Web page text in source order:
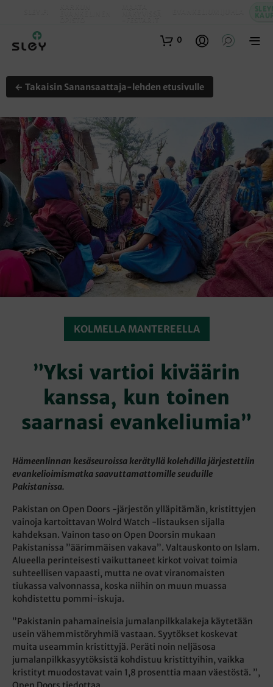
0
← Takaisin Sanansaattaja-lehden etusivulle
KOLMELLA MANTEREELLA
”Yksi vartioi kiväärin
kanssa, kun toinen
saarnasi evankeliumia”
Hämeenlinnan kesäseuroissa kerätyllä kolehdilla järjestettiin
evankelioimismatka saavuttamattomille seuduille
Pakistanissa.
Pakistan on Open Doors -järjestön ylläpitämän, kristittyjen
vainoja kartoittavan Wolrd Watch -listauksen sijalla
kahdeksan. Vainon taso on Open Doorsin mukaan
Pakistanissa ”äärimmäisen vakava”. Valtauskonto on Islam.
Alueella perinteisesti vaikuttaneet kirkot voivat toimia
suhteellisen vapaasti, mutta ne ovat viranomaisten
tiukassa valvonnassa, koska niihin on muun muassa
kohdistettu pommi-iskuja.
”Pakistanin pahamaineisia jumalanpilkkalakeja käytetään
usein vähemmistöryhmiä vastaan. Syytökset koskevat
muita useammin kristittyjä. Peräti noin neljäsosa
jumalanpilkkasyytöksistä kohdistuu kristittyihin, vaikka
kristityt muodostavat vain 1,8 prosenttia maan väestöstä. ”,